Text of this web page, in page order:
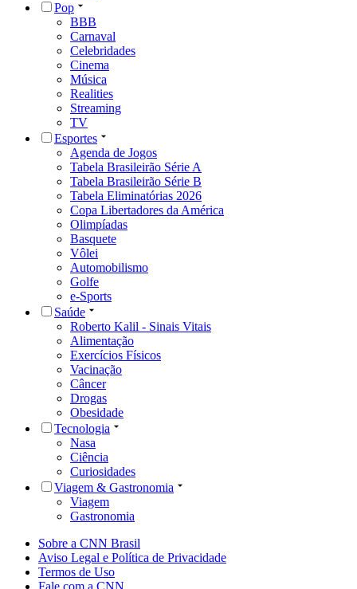
Pop
BBB
Carnaval
Celebridades
Cinema
Música
Realities
Streaming
TV
Esportes
Agenda de Jogos
Tabela Brasileirão Série A
Tabela Brasileirão Série B
Tabela Eliminatórias 2026
Copa Libertadores da América
Olimpíadas
Basquete
Vôlei
Automobilismo
Golfe
e-Sports
Saúde
Roberto Kalil - Sinais Vitais
Alimentação
Exercícios Físicos
Vacinação
Câncer
Drogas
Obesidade
Tecnologia
Nasa
Ciência
Curiosidades
Viagem & Gastronomia
Viagem
Gastronomia
Sobre a CNN Brasil
Aviso Legal e Política de Privacidade
Termos de Uso